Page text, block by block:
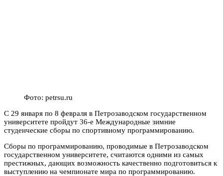
Фото: petrsu.ru
С 29 января по 8 февраля в Петрозаводском государственном
университете пройдут 36-е Международные зимние
студенческие сборы по спортивному программированию.
Сборы по программированию, проводимые в Петрозаводском
государственном университете, считаются одними из самых
престижных, дающих возможность качественно подготовиться к
выступлению на чемпионате мира по программированию.